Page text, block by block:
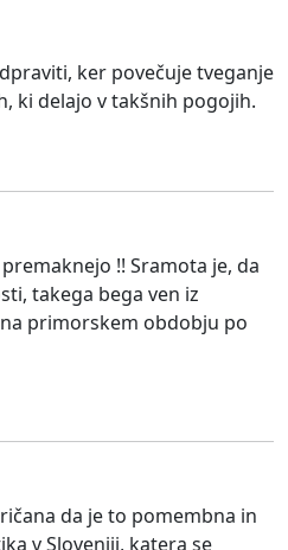
ker povečuje tveganje
ki delajo v takšnih pogojih.
!! Sramota je, da
takega bega ven iz
primorskem obdobju po
da je to pomembna in
v Sloveniji, katera se